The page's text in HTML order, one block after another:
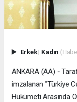
Erkek| Kadın
ANKARA (AA) -
imzalanan "Türkiye
Hükümeti Arasında